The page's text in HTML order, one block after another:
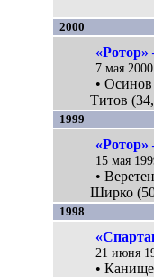
2000
«Ротор»
7 мая
•
Титов
1999
«Ротор»
15 мая
•
Ширко
1998
21 июня
•